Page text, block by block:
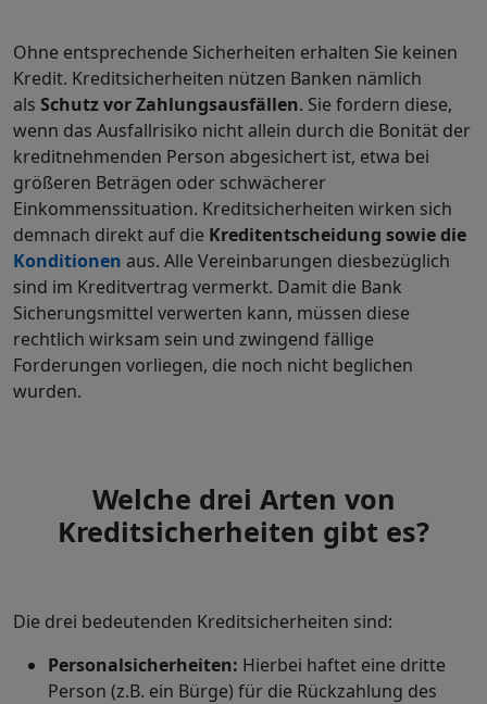
Ohne entsprechende Sicherheiten erhalten Sie keinen
Kredit. Kreditsicherheiten nützen Banken nämlich
als Schutz vor Zahlungsausfällen. Sie fordern diese,
wenn das Ausfallrisiko nicht allein durch die Bonität der
kreditnehmenden Person abgesichert ist, etwa bei
größeren Beträgen oder schwächerer
Einkommenssituation. Kreditsicherheiten wirken sich
demnach direkt auf die Kreditentscheidung sowie die
Konditionen aus. Alle Vereinbarungen diesbezüglich
sind im Kreditvertrag vermerkt. Damit die Bank
Sicherungsmittel verwerten kann, müssen diese
rechtlich wirksam sein und zwingend fällige
Forderungen vorliegen, die noch nicht beglichen
wurden.
Welche drei Arten von
Kreditsicherheiten gibt es?
Die drei bedeutenden Kreditsicherheiten sind:
Personalsicherheiten: Hierbei haftet eine dritte
Person (z.B. ein Bürge) für die Rückzahlung des